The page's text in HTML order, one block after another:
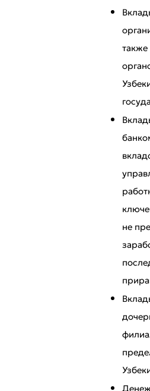
* Все поля обязательны для
также
не